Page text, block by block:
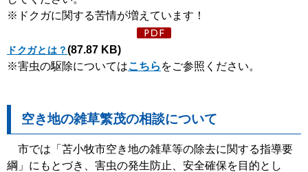
※ドクガに関する苦情が増えています！
ドクガとは？(87.87 KB)
※害虫の駆除についてはこちら をご参照ください。
空き地の雑草繁茂の相談について
市では「苫小牧市空き地の雑草等の除去に関する指導要
綱」にもとづき、害虫の発生防止、安全確保を目的とし